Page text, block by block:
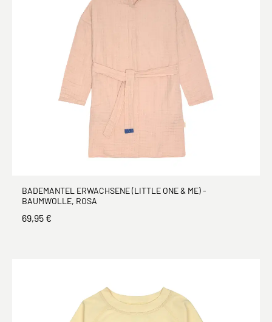
BADEMANTEL ERWACHSENE (LITTLE ONE & ME) -
BAUMWOLLE, ROSA
69,95 €